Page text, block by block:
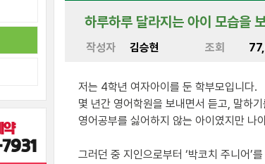
하루하루 달라지는 아이 모습을
작성자 김승현 조회
저는 4학년 여자아이를 둔 학부모입니다.
몇 년간 영어학원을 보내면서 듣고, 말하
영어공부를 싫어하지 않는 아이였지만 나
그러던 중 지인으로부터 ‘박코치 주니어’